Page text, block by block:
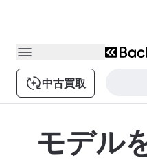
中古買取
モデル